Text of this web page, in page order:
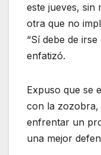
este jueves, sin
otra que no
“Sí debe de
enfatizó.
Expuso que se
con la zozobra,
enfrentar un
una mejor